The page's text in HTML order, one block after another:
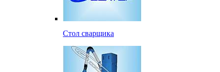
Стол сварщика